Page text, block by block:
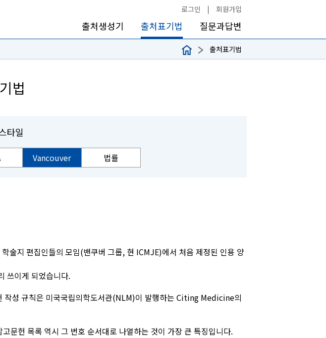
로그인 | 회원가입
출처생성기 출처표기법 질문과답변
출처표기법
법
타일
Vancouver 법률
지 편집인들의 모임(밴쿠버 그룹, 현 ICMJE)에서 처음 제정된 인용 양
쓰이게 되었습니다.
작성 규칙은 미국국립의학도서관(NLM)이 발행하는 Citing Medicine의
문헌 목록 역시 그 번호 순서대로 나열하는 것이 가장 큰 특징입니다.